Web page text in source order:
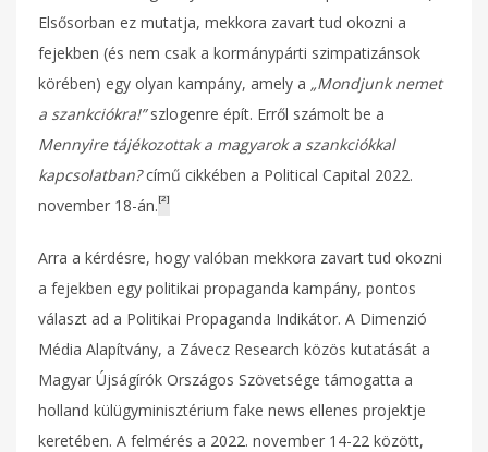
Elsősorban ez mutatja, mekkora zavart tud okozni a
fejekben (és nem csak a kormánypárti szimpatizánsok
körében) egy olyan kampány, amely a „Mondjunk nemet
a szankciókra!”szlogenre épít. Erről számolt be a
Mennyire tájékozottak a magyarok a szankciókkal
kapcsolatban?című cikkében a Political Capital 2022.
november 18-án. [2]
Arra a kérdésre, hogy valóban mekkora zavart tud okozni
a fejekben egy politikai propaganda kampány, pontos
választ ad a Politikai Propaganda Indikátor. A Dimenzió
Média Alapítvány, a Závecz Research közös kutatását a
Magyar Újságírók Országos Szövetsége támogatta a
holland külügyminisztérium fake news ellenes projektje
keretében. A felmérés a 2022. november 14-22 között,